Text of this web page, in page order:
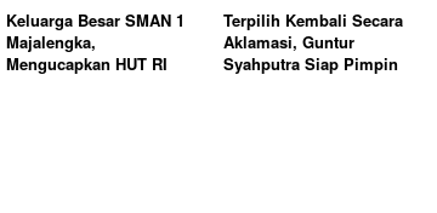
Keluarga Besar SMAN 1
Majalengka,
Mengucapkan HUT RI
Terpilih Kembali Secara
Aklamasi, Guntur
Syahputra Siap Pimpin